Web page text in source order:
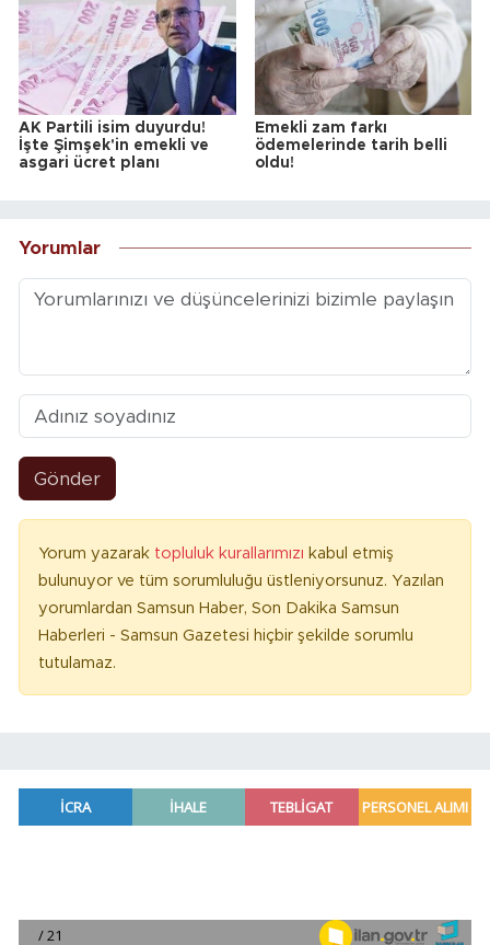
AK Partili isim duyurdu!
İşte Şimşek'in emekli ve
asgari ücret planı
Emekli zam farkı
ödemelerinde tarih belli
oldu!
Yorumlar
Gönder
Yorum yazarak topluluk kurallarımızı kabul etmiş
bulunuyor ve tüm sorumluluğu üstleniyorsunuz. Yazılan
yorumlardan Samsun Haber, Son Dakika Samsun
Haberleri - Samsun Gazetesi hiçbir şekilde sorumlu
tutulamaz.